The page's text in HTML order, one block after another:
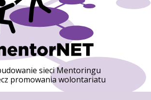
sieci Mentoringu
promowania wolontariatu